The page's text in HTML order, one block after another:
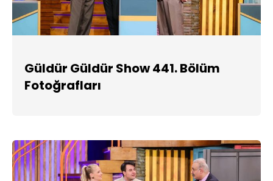
Güldür Güldür Show 441. Bölüm
Fotoğrafları